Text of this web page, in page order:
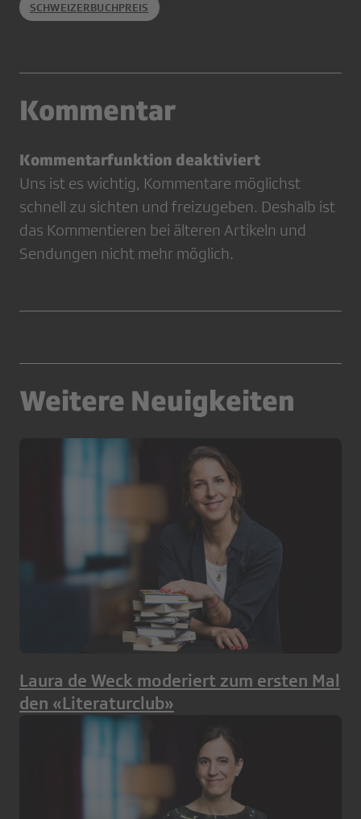
SCHWEIZERBUCHPREIS
Kommentar
Kommentarfunktion deaktiviert
Uns ist es wichtig, Kommentare möglichst
schnell zu sichten und freizugeben. Deshalb ist
das Kommentieren bei älteren Artikeln und
Sendungen nicht mehr möglich.
Weitere Neuigkeiten
Laura de Weck moderiert zum ersten Mal
den «Literaturclub»